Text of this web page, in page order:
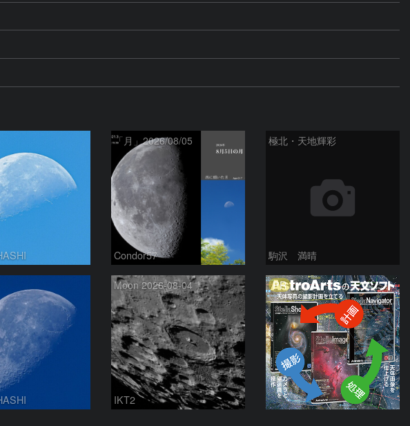
「月」2026/08/05
Condor57
極北・天地輝彩
駒沢 満晴
Moon 2026-08-04
IKT2
PR